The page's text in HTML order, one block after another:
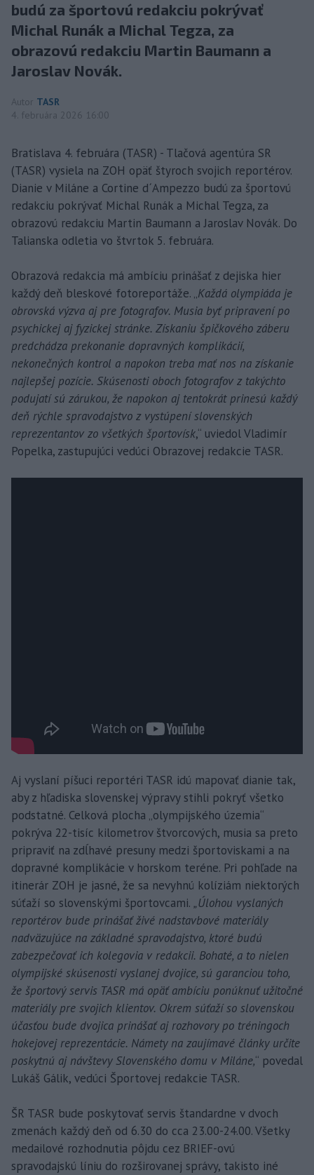
budú za športovú redakciu pokrývať
Michal Runák a Michal Tegza, za
obrazovú redakciu Martin Baumann a
Jaroslav Novák.
Autor TASR
4. februára 2026 16:00
Bratislava 4. februára (TASR) - Tlačová agentúra SR
(TASR) vysiela na ZOH opäť štyroch svojich reportérov.
Dianie v Miláne a Cortine d´Ampezzo budú za športovú
redakciu pokrývať Michal Runák a Michal Tegza, za
obrazovú redakciu Martin Baumann a Jaroslav Novák. Do
Talianska odletia vo štvrtok 5. februára.
Obrazová redakcia má ambíciu prinášať z dejiska hier
každý deň bleskové fotoreportáže. „Každá olympiáda je
obrovská výzva aj pre fotografov. Musia byť pripravení po
psychickej aj fyzickej stránke. Získaniu špičkového záberu
predchádza prekonanie dopravných komplikácií,
nekonečných kontrol a napokon treba mať nos na získanie
najlepšej pozície. Skúsenosti oboch fotografov z takýchto
podujatí sú zárukou, že napokon aj tentokrát prinesú každý
deň rýchle spravodajstvo z vystúpení slovenských
reprezentantov zo všetkých športovísk,“ uviedol Vladimír
Popelka, zastupujúci vedúci Obrazovej redakcie TASR.
Aj vyslaní píšuci reportéri TASR idú mapovať dianie tak,
aby z hľadiska slovenskej výpravy stihli pokryť všetko
podstatné. Celková plocha „olympijského územia“
pokrýva 22-tisíc kilometrov štvorcových, musia sa preto
pripraviť na zdĺhavé presuny medzi športoviskami a na
dopravné komplikácie v horskom teréne. Pri pohľade na
itinerár ZOH je jasné, že sa nevyhnú kolíziám niektorých
súťaží so slovenskými športovcami. „Úlohou vyslaných
reportérov bude prinášať živé nadstavbové materiály
nadväzujúce na základné spravodajstvo, ktoré budú
zabezpečovať ich kolegovia v redakcii. Bohaté, a to nielen
olympijské skúsenosti vyslanej dvojice, sú garanciou toho,
že športový servis TASR má opäť ambíciu ponúknuť užitočné
materiály pre svojich klientov. Okrem súťaží so slovenskou
účasťou bude dvojica prinášať aj rozhovory po tréningoch
hokejovej reprezentácie. Námety na zaujímavé články určite
poskytnú aj návštevy Slovenského domu v Miláne,“ povedal
Lukáš Gálik, vedúci Športovej redakcie TASR.
ŠR TASR bude poskytovať servis štandardne v dvoch
zmenách každý deň od 6.30 do cca 23.00-24.00. Všetky
medailové rozhodnutia pôjdu cez BRIEF-ovú
spravodajskú líniu do rozširovanej správy, takisto iné